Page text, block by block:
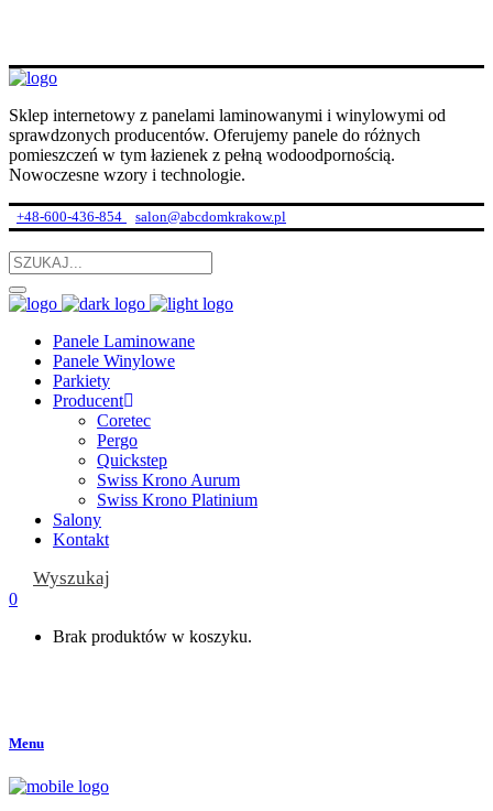
Sklep internetowy z panelami laminowanymi i winylowymi od
sprawdzonych producentów. Oferujemy panele do różnych
pomieszczeń w tym łazienek z pełną wodoodpornością.
Nowoczesne wzory i technologie.
+48-600-436-854 salon@abcdomkrakow.pl
Panele Laminowane
Panele Winylowe
Parkiety
Producent
Coretec
Pergo
Quickstep
Swiss Krono Aurum
Swiss Krono Platinium
Salony
Kontakt
Wyszukaj
0
Brak produktów w koszyku.
Menu